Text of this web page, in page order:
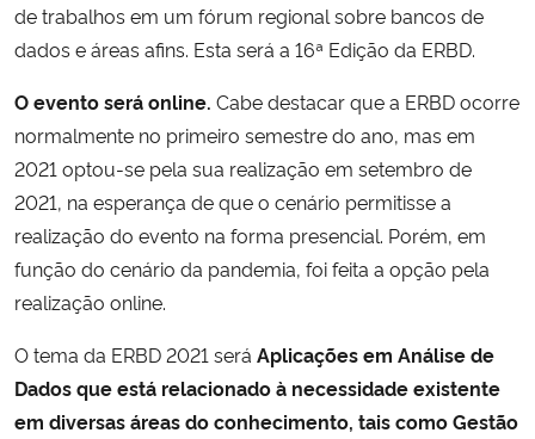
Ministério da Mulher, da Família e dos Direitos Humanos
Secretaria-Geral
Secretaria de Governo
Gabinete de Segurança Institucional
Advocacia-Geral da União
Banco Central do Brasil
Planalto
de trabalhos em um fórum regional sobre bancos de
dados e áreas afins. Esta será a 16ª Edição da ERBD.
O evento será online. Cabe destacar que a ERBD ocorre
normalmente no primeiro semestre do ano, mas em
2021 optou-se pela sua realização em setembro de
2021, na esperança de que o cenário permitisse a
realização do evento na forma presencial. Porém, em
função do cenário da pandemia, foi feita a opção pela
realização online.
O tema da ERBD 2021 será Aplicações em Análise de
Dados que está relacionado à necessidade existente
em diversas áreas do conhecimento, tais como Gestão